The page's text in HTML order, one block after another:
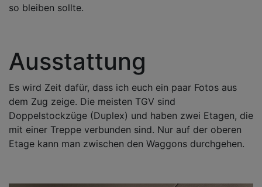
so bleiben sollte.
Ausstattung
Es wird Zeit dafür, dass ich euch ein paar Fotos aus
dem Zug zeige. Die meisten TGV sind
Doppelstockzüge (Duplex) und haben zwei Etagen, die
mit einer Treppe verbunden sind. Nur auf der oberen
Etage kann man zwischen den Waggons durchgehen.